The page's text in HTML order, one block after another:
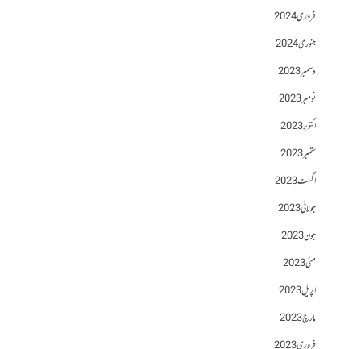
فروری 2024
جنوری 2024
دسمبر 2023
نومبر 2023
اکتوبر 2023
ستمبر 2023
اگست 2023
جولائی 2023
جون 2023
مئی 2023
اپریل 2023
مارچ 2023